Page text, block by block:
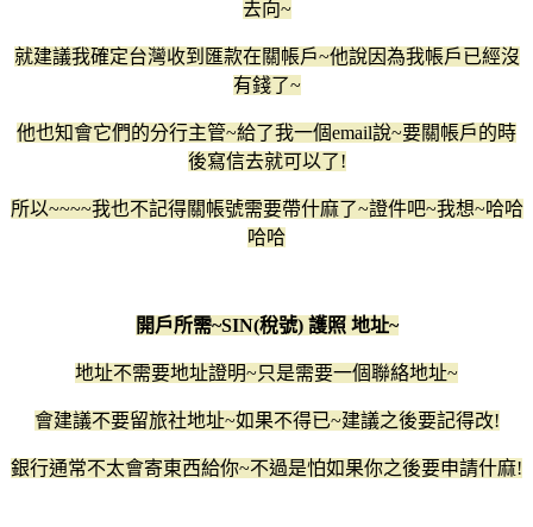
去向~
就建議我確定台灣收到匯款在關帳戶~他說因為我帳戶已經沒
有錢了~
他也知會它們的分行主管~給了我一個email說~要關帳戶的時
後寫信去就可以了!
所以~~~~我也不記得關帳號需要帶什麻了~證件吧~我想~哈哈
哈哈
開戶所需~SIN(稅號) 護照 地址~
地址不需要地址證明~只是需要一個聯絡地址~
會建議不要留旅社地址~如果不得已~建議之後要記得改!
銀行通常不太會寄東西給你~不過是怕如果你之後要申請什麻!